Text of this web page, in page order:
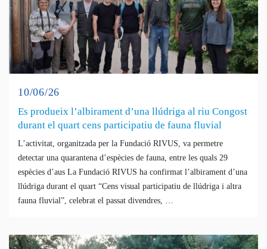
10/06/26
Es produeix l’albirament d’una llúdriga al riu Congost
durant el quart cens participatiu de fauna fluvial
L’activitat, organitzada per la Fundació RIVUS, va permetre
detectar una quarantena d’espècies de fauna, entre les quals 29
espècies d’aus La Fundació RIVUS ha confirmat l’albirament d’una
llúdriga durant el quart “Cens visual participatiu de llúdriga i altra
fauna fluvial”, celebrat el passat divendres, …